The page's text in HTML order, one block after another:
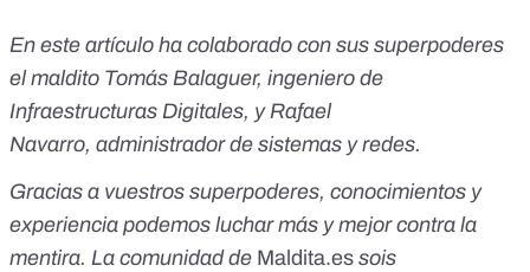
En este artículo ha colaborado con sus superpoderes
el maldito Tomás Balaguer, ingeniero de
Infraestructuras Digitales, y Rafael
Navarro, administrador de sistemas y redes.
Gracias a vuestros superpoderes, conocimientos y
experiencia podemos luchar más y mejor contra la
mentira. La comunidad de Maldita.es sois